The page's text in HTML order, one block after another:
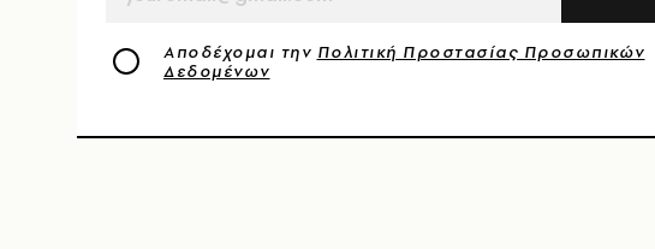
Αποδέχομαι την Πολιτική Προστασίας Προσωπικών
Δεδομένων